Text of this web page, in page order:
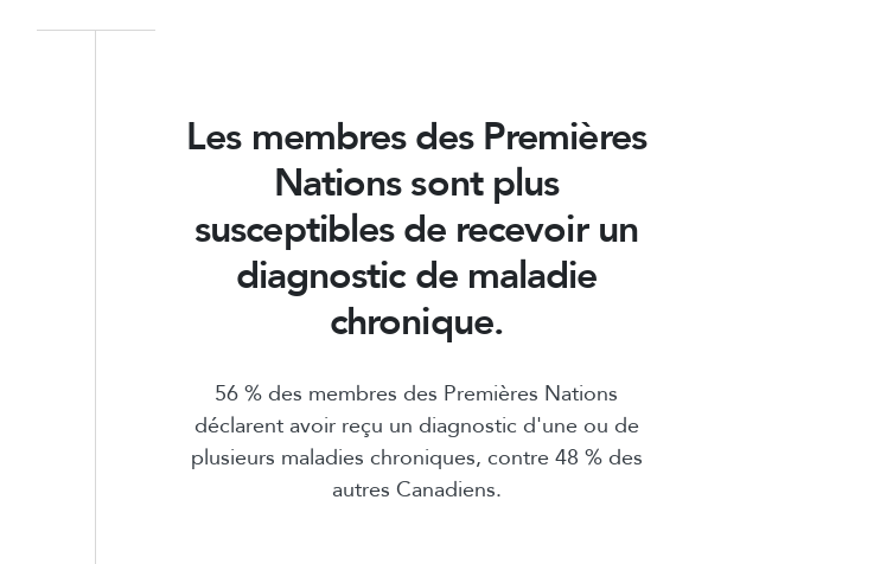
Les membres des Premières
Nations sont plus
susceptibles de recevoir un
diagnostic de maladie
chronique.
56 % des membres des Premières Nations
déclarent avoir reçu un diagnostic d'une ou de
plusieurs maladies chroniques, contre 48 % des
autres Canadiens.